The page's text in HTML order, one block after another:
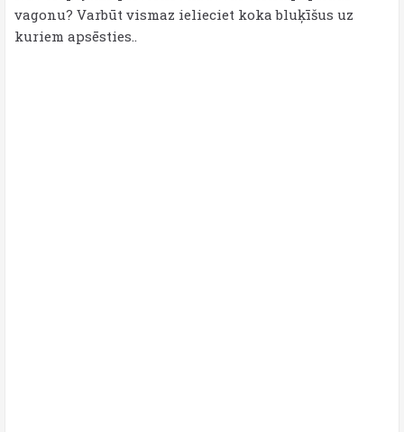
vagonu? Varbūt vismaz ielieciet koka bluķīšus uz
kuriem apsēsties..